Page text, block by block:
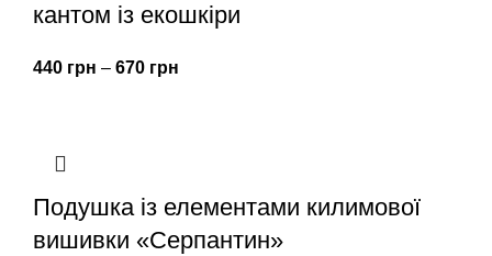
кантом із екошкіри
440 грн – 670 грн
Подушка із елементами килимової
вишивки «Серпантин»